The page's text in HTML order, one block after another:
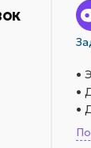
•
•
•